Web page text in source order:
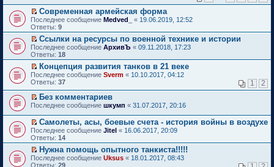
м
у
с
о
о
б
щ
е
н
и
ю
т
а
н
н
о
м
у
с
о
о
б
щ
е
н
ю
н
е
п
р
о
ч
и
т
а
н
н
о
м
у
о
о
б
щ
е
н
и
в
о
м
у
н
е
п
р
о
ч
и
т
а
н
о
м
у
с
о
о
б
к
п
е
р
в
о
м
у
н
е
п
р
о
ч
т
а
н
н
о
м
у
е
й
т
и
к
п
е
р
в
о
м
у
н
е
р
о
ч
и
т
а
н
П
е
р
е
й
т
и
к
п
е
р
в
о
у
н
е
п
р
о
ч
Современная армейская форма
Последнее сообщение Medved_ « 19.06.2019, 12:52
Ответы: 9
П
е
р
е
й
т
и
п
р
в
о
м
у
н
е
Ссылки на ресурсы по военной технике и истории
Последнее сообщение АрхивЪ « 09.11.2018, 17:23
Ответы: 18
П
е
е
й
т
и
к
п
е
р
в
о
Концепция развития танков в 21 веке
Последнее сообщение Sverm « 10.10.2017, 04:12
Ответы: 37 1 2
П
р
е
й
т
и
к
п
Без комментариев
Последнее сообщение шкумп « 31.07.2017, 20:16
П
е
р
е
й
т
Самолеты, асы, боевые счета - история войны в воздухе
Последнее сообщение Jitel « 16.06.2017, 20:09
Ответы: 14
П
е
Нужна помощь опытного танкиста!!!!!
Последнее сообщение Uksus « 18.01.2017, 08:43
Ответы: 29